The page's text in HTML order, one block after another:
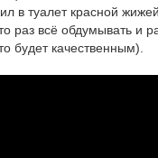
в туалет красной
раз всё обдумывать и
будет качественным).